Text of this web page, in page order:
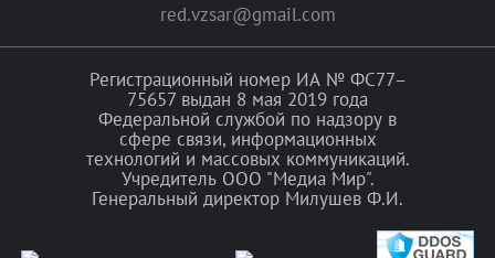
red.vzsar@gmail.com
Регистрационный номер ИА № ФС77–
75657 выдан 8 мая 2019 года
Федеральной службой по надзору в
сфере связи, информационных
технологий и массовых коммуникаций.
Учредитель ООО "Медиа Мир".
Генеральный директор Милушев Ф.И.